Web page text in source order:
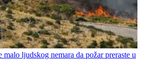
ljudskog nemara da požar preraste u